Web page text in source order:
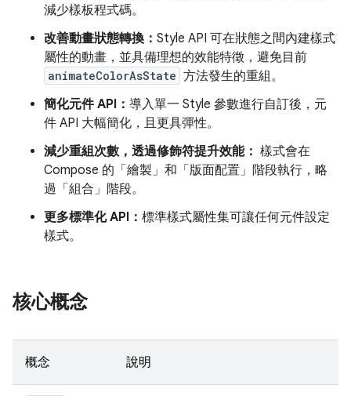
減少樣板程式碼。
改善動畫狀態轉換： Style API 可在狀態之間內建樣式
屬性的動畫，並具備理想的效能特徵，避免目前
animateColorAsState 方法發生的重組。
簡化元件 API： 導入單一 Style 參數進行自訂後，元
件 API 大幅簡化，且更具彈性。
減少重組次數，透過修飾符提升效能： 樣式會在
Compose 的「繪製」和「版面配置」階段執行，略
過「組合」階段。
更多標準化 API： 標準樣式屬性集可讓任何元件設定
樣式。
核心概念
概念 說明